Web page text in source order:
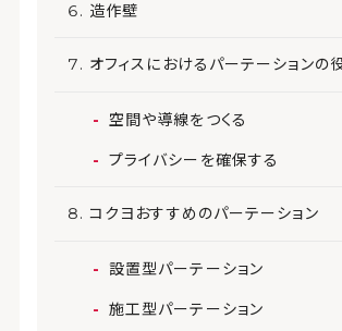
造作壁
オフィスにおけるパーテーションの
空間や導線をつくる
プライバシーを確保する
コクヨおすすめのパーテーション
設置型パーテーション
施工型パーテーション